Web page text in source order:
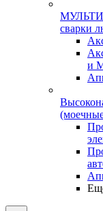
сварки
и